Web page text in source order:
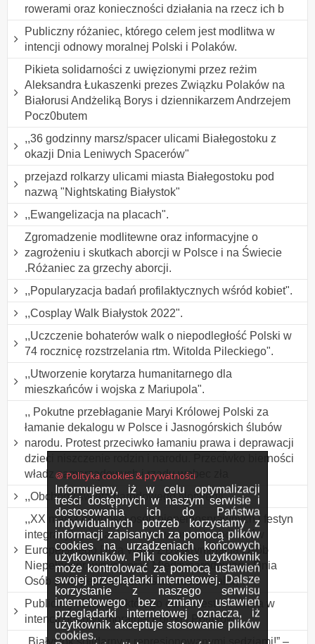
🍪 Polityka cookies & prywatności
Informujemy, iż w celu optymalizacji
treści dostępnych w naszym serwisie i
dostosowania ich do Państwa
indywidualnych potrzeb korzystamy z
informacji zapisanych za pomocą plików
cookies na urządzeniach końcowych
użytkowników. Pliki cookies użytkownik
może kontrolować za pomocą ustawień
swojej przeglądarki internetowej. Dalsze
korzystanie z naszego serwisu
internetowego bez zmiany ustawień
przeglądarki internetowej oznacza, iż
użytkownik akceptuje stosowanie plików
cookies.
rowerami oraz konieczności działania na rzecz ich b
Publiczny różaniec, którego celem jest modlitwa w
intencji odnowy moralnej Polski i Polaków.
Pikieta solidarności z uwięzionymi przez reżim
Aleksandra Łukaszenki prezes Związku Polaków na
Białorusi Andżeliką Borys i dziennikarzem Andrzejem
Pocz0butem
,,36 godzinny marsz/spacer ulicami Białegostoku z
okazji Dnia Leniwych Spacerów"
przejazd rolkarzy ulicami miasta Białegostoku pod
nazwą "Nightskating Białystok"
,,Ewangelizacja na placach".
Zgromadzenie modlitewne oraz informacyjne o
zagrożeniu i skutkach aborcji w Polsce i na Świecie
.Różaniec za grzechy aborcji.
,,Popularyzacja badań profilaktycznych wśród kobiet".
,,Cosplay Walk Białystok 2022".
,,Uczczenie bohaterów walk o niepodległość Polski w
74 rocznicę rozstrzelania rtm. Witolda Pileckiego".
,,Utworzenie korytarza humanitarnego dla
mieszkańców i wojska z Mariupola".
,, Pokutne przebłaganie Maryi Królowej Polski za
łamanie dekalogu w Polsce i Jasnogórskich ślubów
narodu. Protest przeciwko łamaniu prawa i deprawacji
dzieci niszczenie rodzin i narodu. Przeciwko bierności
władz samorządowych i rządu wobec zła
,,Obchody święta narodowego Norwegii".
,,XX marsz godności osób niepełnosprawnych i festyn
integracyjny organizowany w ramach obchodów
Europejskiego Dnia Walki z Dyskryminacją Osób
Niepełnosprawnych oraz Międzynarodowego Dnia
Osób z Niepełnosprawnością Intelektualną".
Publiczny różaniec, którego celem jest modlitwa w
intencji odnowy moralnej Polski i Polaków.
„Białystok solidarny z represjonowanymi sędziami!” –